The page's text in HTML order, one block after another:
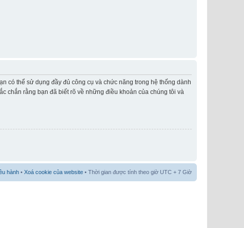
có thể sử dụng đầy đủ công cụ và chức năng trong hệ thống dành
chắn rằng bạn đã biết rõ về những điều khoản của chúng tôi và
hành • Xoá cookie của website • Thời gian được tính theo giờ UTC + 7 Giờ